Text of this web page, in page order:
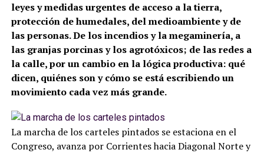
leyes y medidas urgentes de acceso a la tierra,
protección de humedales, del medioambiente y de
las personas. De los incendios y la megaminería, a
las granjas porcinas y los agrotóxicos; de las redes a
la calle, por un cambio en la lógica productiva: qué
dicen, quiénes son y cómo se está escribiendo un
movimiento cada vez más grande.
La marcha de los carteles pintados se estaciona en el
Congreso, avanza por Corrientes hacia Diagonal Norte y